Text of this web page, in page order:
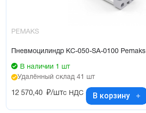
PEMAKS
Пневмоцилиндр KC-050-SA-0100 Pemaks
В наличии 1 шт
Удалённый склад 41 шт
12 570,40 ₽/штс НДС В корзину